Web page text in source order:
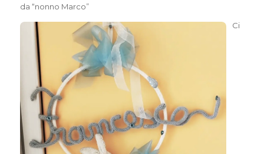
da “nonno Marco”
Ci